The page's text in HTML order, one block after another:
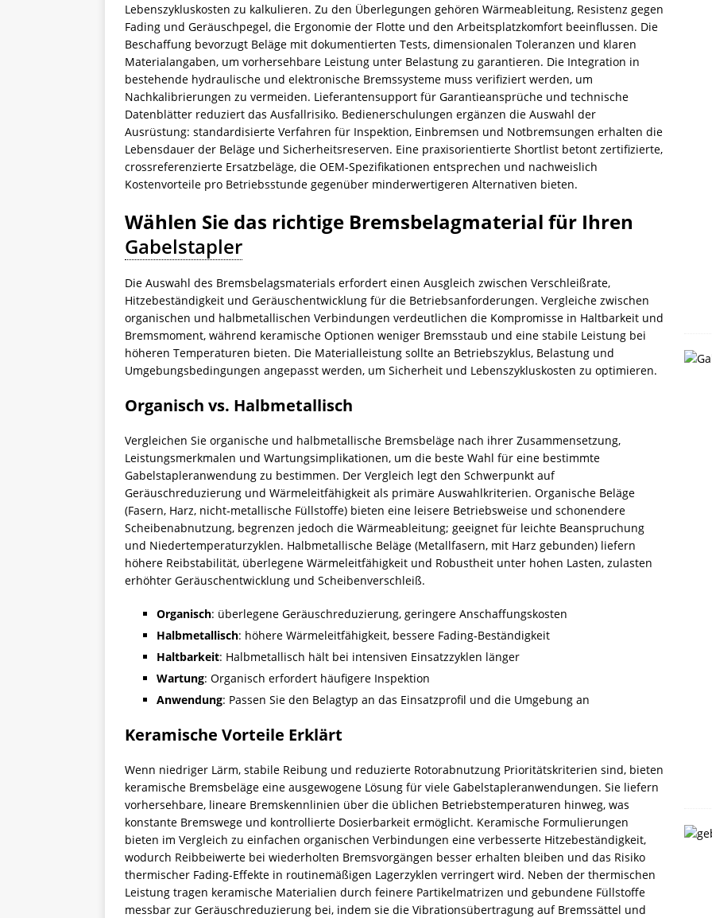
Lebenszykluskosten zu kalkulieren. Zu den Überlegungen gehören Wärmeableitung, Resistenz gegen
Fading und Geräuschpegel, die Ergonomie der Flotte und den Arbeitsplatzkomfort beeinflussen. Die
Beschaffung bevorzugt Beläge mit dokumentierten Tests, dimensionalen Toleranzen und klaren
Materialangaben, um vorhersehbare Leistung unter Belastung zu garantieren. Die Integration in
bestehende hydraulische und elektronische Bremssysteme muss verifiziert werden, um
Nachkalibrierungen zu vermeiden. Lieferantensupport für Garantieansprüche und technische
Datenblätter reduziert das Ausfallrisiko. Bedienerschulungen ergänzen die Auswahl der
Ausrüstung: standardisierte Verfahren für Inspektion, Einbremsen und Notbremsungen erhalten die
Lebensdauer der Beläge und Sicherheitsreserven. Eine praxisorientierte Shortlist betont zertifizierte,
crossreferenzierte Ersatzbeläge, die OEM-Spezifikationen entsprechen und nachweislich
Kostenvorteile pro Betriebsstunde gegenüber minderwertigeren Alternativen bieten.
Wählen Sie das richtige Bremsbelagmaterial für Ihren
Gabelstapler
Die Auswahl des Bremsbelagsmaterials erfordert einen Ausgleich zwischen Verschleißrate,
Hitzebeständigkeit und Geräuschentwicklung für die Betriebsanforderungen. Vergleiche zwischen
organischen und halbmetallischen Verbindungen verdeutlichen die Kompromisse in Haltbarkeit und
Bremsmoment, während keramische Optionen weniger Bremsstaub und eine stabile Leistung bei
höheren Temperaturen bieten. Die Materialleistung sollte an Betriebszyklus, Belastung und
Umgebungsbedingungen angepasst werden, um Sicherheit und Lebenszykluskosten zu optimieren.
Organisch vs. Halbmetallisch
Vergleichen Sie organische und halbmetallische Bremsbeläge nach ihrer Zusammensetzung,
Leistungsmerkmalen und Wartungsimplikationen, um die beste Wahl für eine bestimmte
Gabelstapleranwendung zu bestimmen. Der Vergleich legt den Schwerpunkt auf
Geräuschreduzierung und Wärmeleitfähigkeit als primäre Auswahlkriterien. Organische Beläge
(Fasern, Harz, nicht‑metallische Füllstoffe) bieten eine leisere Betriebsweise und schonendere
Scheibenabnutzung, begrenzen jedoch die Wärmeableitung; geeignet für leichte Beanspruchung
und Niedertemperaturzyklen. Halbmetallische Beläge (Metallfasern, mit Harz gebunden) liefern
höhere Reibstabilität, überlegene Wärmeleitfähigkeit und Robustheit unter hohen Lasten, zulasten
erhöhter Geräuschentwicklung und Scheibenverschleiß.
Organisch: überlegene Geräuschreduzierung, geringere Anschaffungskosten
Halbmetallisch: höhere Wärmeleitfähigkeit, bessere Fading‑Beständigkeit
Haltbarkeit: Halbmetallisch hält bei intensiven Einsatzzyklen länger
Wartung: Organisch erfordert häufigere Inspektion
Anwendung: Passen Sie den Belagtyp an das Einsatzprofil und die Umgebung an
Keramische Vorteile Erklärt
Wenn niedriger Lärm, stabile Reibung und reduzierte Rotorabnutzung Prioritätskriterien sind, bieten
keramische Bremsbeläge eine ausgewogene Lösung für viele Gabelstapleranwendungen. Sie liefern
vorhersehbare, lineare Bremskennlinien über die üblichen Betriebstemperaturen hinweg, was
konstante Bremswege und kontrollierte Dosierbarkeit ermöglicht. Keramische Formulierungen
bieten im Vergleich zu einfachen organischen Verbindungen eine verbesserte Hitzebeständigkeit,
wodurch Reibbeiwerte bei wiederholten Bremsvorgängen besser erhalten bleiben und das Risiko
thermischer Fading-Effekte in routinemäßigen Lagerzyklen verringert wird. Neben der thermischen
Leistung tragen keramische Materialien durch feinere Partikelmatrizen und gebundene Füllstoffe
messbar zur Geräuschreduzierung bei, indem sie die Vibrationsübertragung auf Bremssättel und